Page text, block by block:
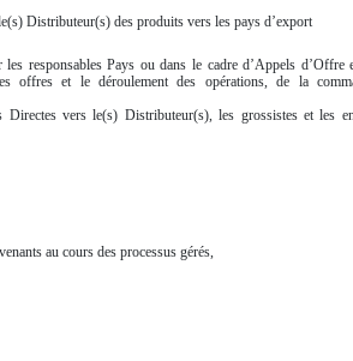
Distributeur(s) des produits vers les pays d’export
responsables Pays ou dans le cadre d’Appels d’Offre
offres et le déroulement des opérations, de la
Directes vers le(s) Distributeur(s), les grossistes et les
au cours des processus gérés,